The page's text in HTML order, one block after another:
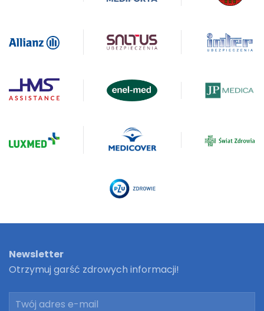
Newsletter
Otrzymuj garść zdrowych informacji!